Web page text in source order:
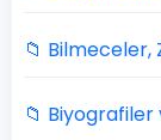
📁 Bilmeceler,
📁